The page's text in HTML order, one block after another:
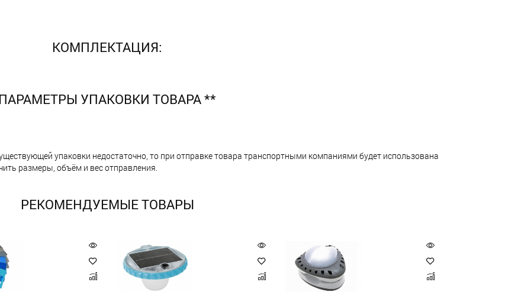
КОМПЛЕКТАЦИЯ:
ПАРАМЕТРЫ УПАКОВКИ ТОВАРА **
упаковки недостаточно, то при отправке товара транспортными компаниями будет использована
размеры, объём и вес отправления.
РЕКОМЕНДУЕМЫЕ ТОВАРЫ